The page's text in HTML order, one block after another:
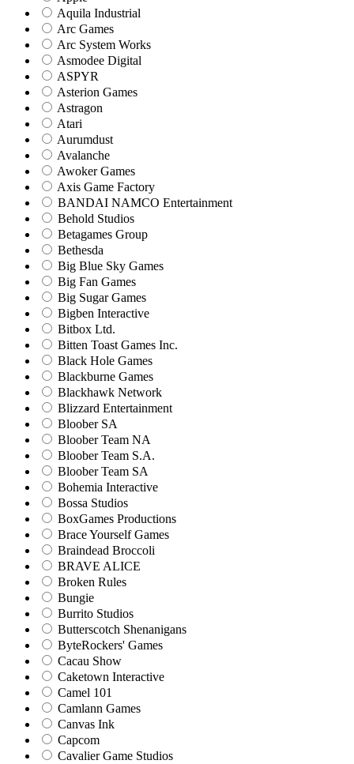
Aquila Industrial
Arc Games
Arc System Works
Asmodee Digital
ASPYR
Asterion Games
Astragon
Atari
Aurumdust
Avalanche
Awoker Games
Axis Game Factory
BANDAI NAMCO Entertainment
Behold Studios
Betagames Group
Bethesda
Big Blue Sky Games
Big Fan Games
Big Sugar Games
Bigben Interactive
Bitbox Ltd.
Bitten Toast Games Inc.
Black Hole Games
Blackburne Games
Blackhawk Network
Blizzard Entertainment
Bloober SA
Bloober Team NA
Bloober Team S.A.
Bloober Team SA
Bohemia Interactive
Bossa Studios
BoxGames Productions
Brace Yourself Games
Braindead Broccoli
BRAVE ALICE
Broken Rules
Bungie
Burrito Studios
Butterscotch Shenanigans
ByteRockers' Games
Cacau Show
Caketown Interactive
Camel 101
Camlann Games
Canvas Ink
Capcom
Cavalier Game Studios